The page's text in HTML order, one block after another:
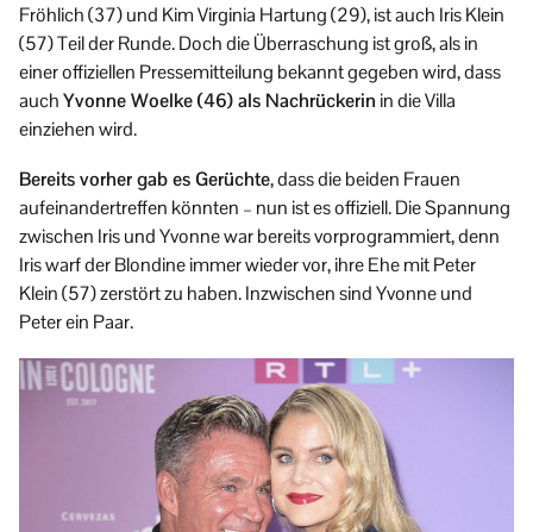
Fröhlich (37) und Kim Virginia Hartung (29), ist auch Iris Klein
(57) Teil der Runde. Doch die Überraschung ist groß, als in
einer offiziellen Pressemitteilung bekannt gegeben wird, dass
auchYvonne Woelke (46) als Nachrückerin in die Villa
einziehen wird.
Bereits vorher gab es Gerüchte, dass die beiden Frauen
aufeinandertreffen könnten – nun ist es offiziell. Die Spannung
zwischen Iris und Yvonne war bereits vorprogrammiert, denn
Iris warf der Blondine immer wieder vor, ihre Ehe mit Peter
Klein (57) zerstört zu haben. Inzwischen sind Yvonne und
Peter ein Paar.